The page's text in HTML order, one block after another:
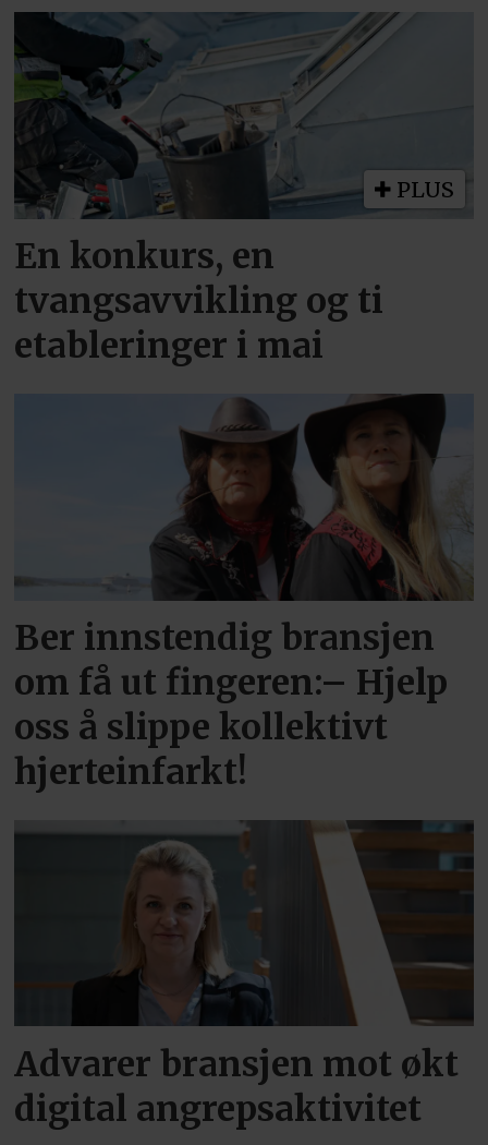
PLUS
En konkurs, en
tvangsavvikling og ti
etableringer i mai
Ber innstendig bransjen
om få ut fingeren:– Hjelp
oss å slippe kollektivt
hjerteinfarkt!
Advarer bransjen mot økt
digital angrepsaktivitet